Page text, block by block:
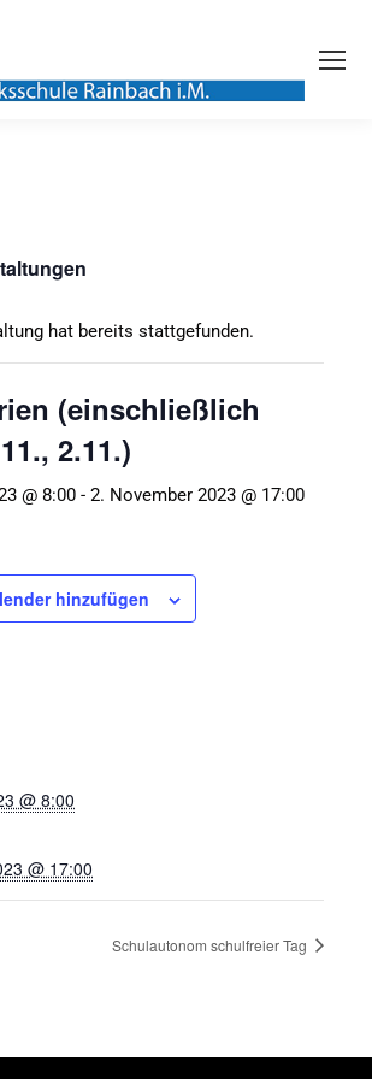
hat bereits stattgefunden.
(einschließlich
2.11.)
@ 8:00 - 2. November 2023 @ 17:00
hinzufügen
@ 8:00
@ 17:00
Schulautonom schulfreier Tag